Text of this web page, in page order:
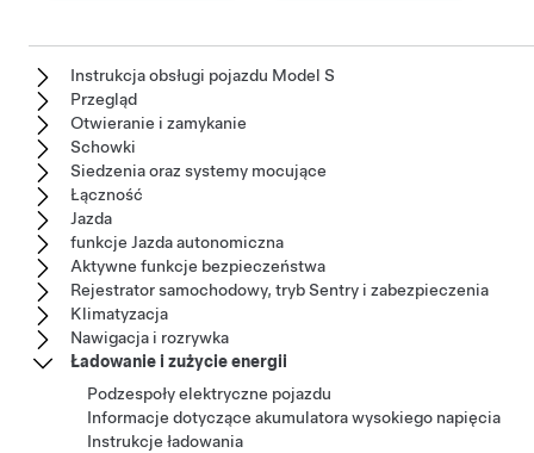
Instrukcja obsługi pojazdu Model S
Przegląd
Otwieranie i zamykanie
Schowki
Siedzenia oraz systemy mocujące
Łączność
Jazda
funkcje Jazda autonomiczna
Aktywne funkcje bezpieczeństwa
Rejestrator samochodowy, tryb Sentry i zabezpieczenia
Klimatyzacja
Nawigacja i rozrywka
Ładowanie i zużycie energii
Podzespoły elektryczne pojazdu
Informacje dotyczące akumulatora wysokiego napięcia
Instrukcje ładowania